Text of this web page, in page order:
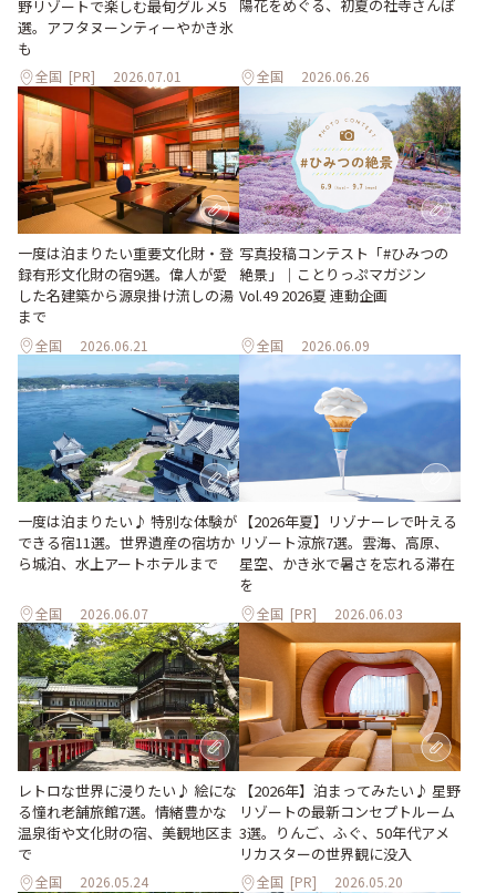
野リゾートで楽しむ最旬グルメ5
選。アフタヌーンティーやかき氷
も
全国 [PR] 2026.07.01
陽花をめぐる、初夏の社寺さんぽ
全国 2026.06.26
一度は泊まりたい重要文化財・登
録有形文化財の宿9選。偉人が愛
した名建築から源泉掛け流しの湯
まで
全国 2026.06.21
写真投稿コンテスト「#ひみつの
絶景」｜ことりっぷマガジン
Vol.49 2026夏 連動企画
全国 2026.06.09
一度は泊まりたい♪ 特別な体験が
できる宿11選。世界遺産の宿坊か
ら城泊、水上アートホテルまで
全国 2026.06.07
【2026年夏】リゾナーレで叶える
リゾート涼旅7選。雲海、高原、
星空、かき氷で暑さを忘れる滞在
を
全国 [PR] 2026.06.03
レトロな世界に浸りたい♪ 絵にな
る憧れ老舗旅館7選。情緒豊かな
温泉街や文化財の宿、美観地区ま
で
全国 2026.05.24
【2026年】泊まってみたい♪ 星野
リゾートの最新コンセプトルーム
3選。りんご、ふぐ、50年代アメ
リカスターの世界観に没入
全国 [PR] 2026.05.20